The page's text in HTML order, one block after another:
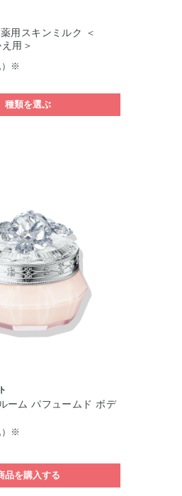
用スキンミルク ＜
用＞
）※
種類を選ぶ
ーム パフュームド ボデ
）※
品を購入する